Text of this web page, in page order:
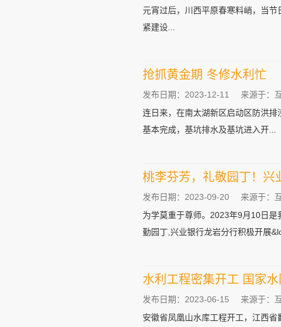
元宵过后，川西平原春寒料峭，当
紧建设...
抢抓黄金期 冬修水利忙
发布日期：2023-12-11
来源于：
连日来，在南太湖新区启动区防洪
基本完成，基坑排水及基坑进入开...
桃李芬芳，礼敬园丁！兴
发布日期：2023-09-20
来源于：
为学莫重于尊师。2023年9月10日
勤园丁,兴业银行龙岩分行积极开展
水利工程密集开工 国家
发布日期：2023-06-15
来源于：
安徽省凤凰山水库工程开工，江西